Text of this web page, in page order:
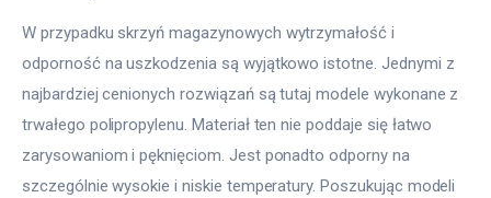
W przypadku skrzyń magazynowych wytrzymałość i
odporność na uszkodzenia są wyjątkowo istotne. Jednymi z
najbardziej cenionych rozwiązań są tutaj modele wykonane z
trwałego polipropylenu. Materiał ten nie poddaje się łatwo
zarysowaniom i pęknięciom. Jest ponadto odporny na
szczególnie wysokie i niskie temperatury. Poszukując modeli